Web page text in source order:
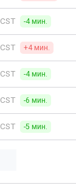
CST -4 мин.
CST +4 мин.
CST -4 мин.
CST -6 мин.
CST -5 мин.